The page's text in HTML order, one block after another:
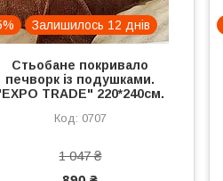
Залишилось 12 днів
Стьобане покривало
печворк із подушками.
TRADE" 220*240см.
0707
1 047 ₴